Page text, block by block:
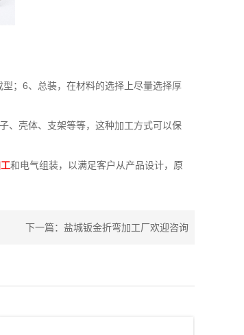
；6、总装，在材料的选择上尽量选择厚
、壳体、支架等等，这种加工方式可以保
和电气组装，以满足客户从产品设计，原
下一篇： 盐城钣金折弯加工厂欢迎咨询